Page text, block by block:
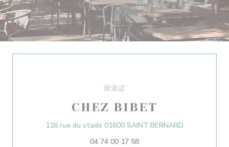
啤酒店
CHEZ BIBET
116 rue du stade 01600 SAINT BERNARD
04 74 00 17 58